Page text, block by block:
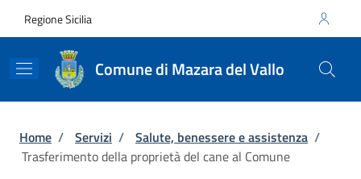
Regione Sicilia
Comune di Mazara del Vallo
Briciole di pane
Home / Servizi / Salute, benessere e assistenza /
Trasferimento della proprietà del cane al Comune